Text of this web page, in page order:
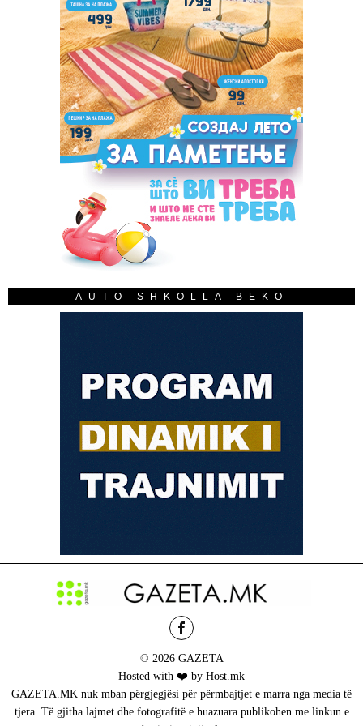
AUTO SHKOLLA BEKO
© 2026 GAZETA
Hosted with ❤️ by Host.mk
GAZETA.MK nuk mban përgjegjësi për përmbajtjet e marra nga media të
tjera. Të gjitha lajmet dhe fotografitë e huazuara publikohen me linkun e